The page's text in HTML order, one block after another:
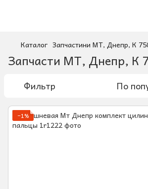
Каталог Запчастини МТ, Днепр, К
Запчасти МТ, Днепр, К
Фильтр По
−1%